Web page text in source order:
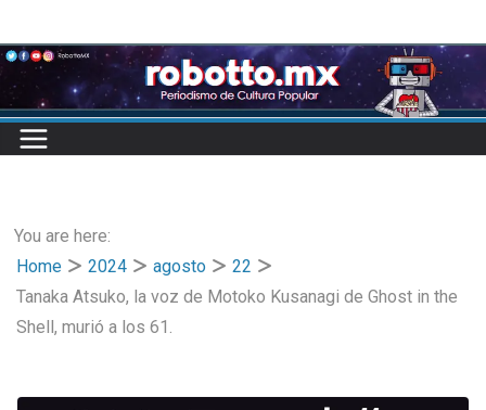
to
content
You are here:
Home
2024 agosto
22
Tanaka Atsuko, la voz de Motoko Kusanagi de Ghost in the
Shell, murió a los 61.